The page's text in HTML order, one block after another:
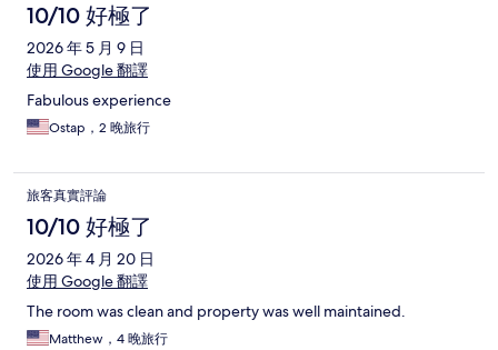
10/10 好極了
2026 年 5 月 9 日
使用 Google 翻譯
Fabulous experience
Ostap，2 晚旅行
旅客真實評論
10/10 好極了
2026 年 4 月 20 日
使用 Google 翻譯
The room was clean and property was well maintained.
Matthew，4 晚旅行